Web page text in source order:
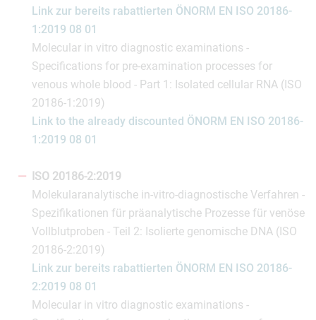
Link zur bereits rabattierten ÖNORM EN ISO 20186-
1:2019 08 01
Molecular in vitro diagnostic examinations -
Specifications for pre-examination processes for
venous whole blood - Part 1: Isolated cellular RNA (ISO
20186-1:2019)
Link to the already discounted ÖNORM EN ISO 20186-
1:2019 08 01
ISO 20186-2:2019
Molekularanalytische in-vitro-diagnostische Verfahren -
Spezifikationen für präanalytische Prozesse für venöse
Vollblutproben - Teil 2: Isolierte genomische DNA (ISO
20186-2:2019)
Link zur bereits rabattierten ÖNORM EN ISO 20186-
2:2019 08 01
Molecular in vitro diagnostic examinations -